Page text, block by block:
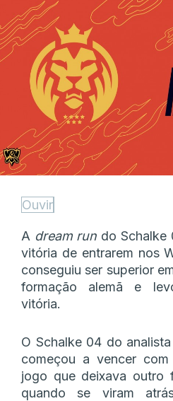
Ouvir
A dream run do Schalke
vitória de entrarem nos
conseguiu ser superior
formação alemã e
vitória.
O Schalke 04 do
começou a vencer
jogo que deixava outro
quando se viram